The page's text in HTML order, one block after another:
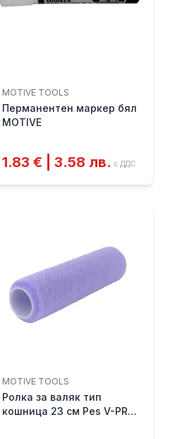
MOTIVE TOOLS
Перманентен маркер бял
MOTIVE
1.83 € | 3.58 лв. с ДДС
MOTIVE TOOLS
Ролка за валяк тип
кошница 23 см Pes V-PRO